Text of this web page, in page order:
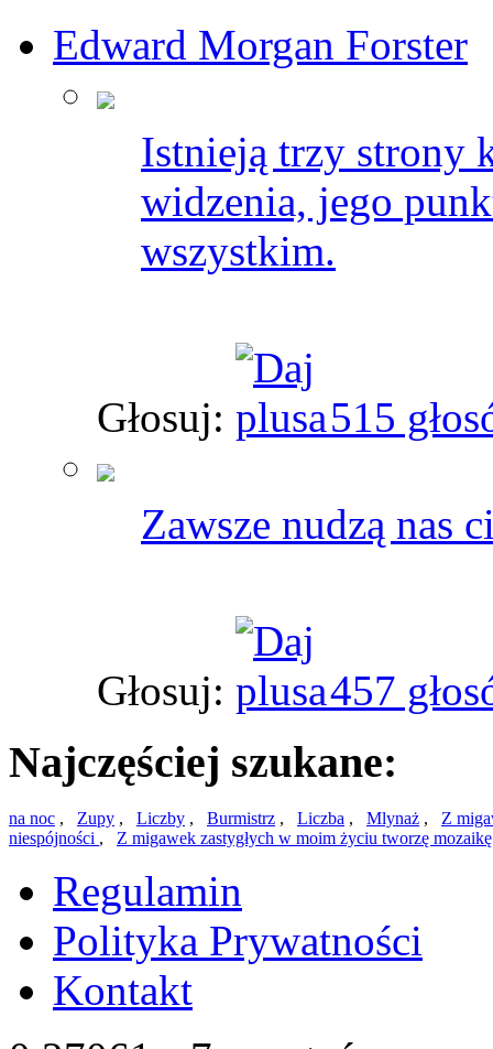
Edward Morgan Forster
Istnieją trzy strony
widzenia, jego
wszystkim.
Głosuj: 515
Zawsze nudzą nas
Głosuj: 457
Najczęściej szukane:
na noc , Zupy , Liczby , Burmistrz , Liczba , Mlynaż , Z
niespójności , Z migawek zastygłych w moim życiu tworzę
Regulamin
Polityka Prywatności
Kontakt